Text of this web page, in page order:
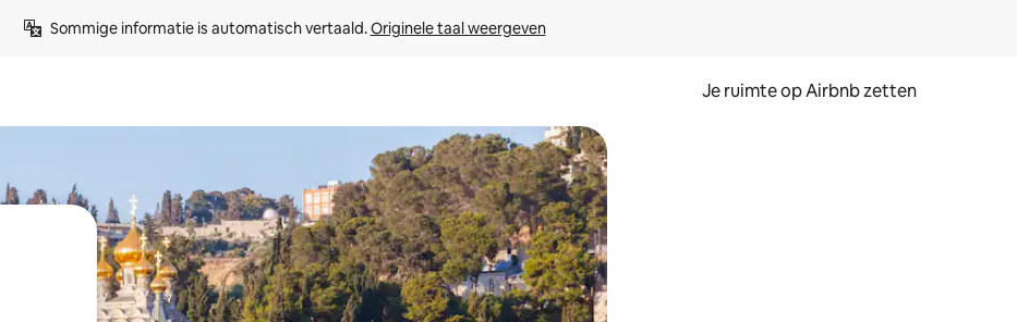
Sommige informatie is automatisch vertaald. Originele taal weergeven
Je ruimte op Airbnb zetten